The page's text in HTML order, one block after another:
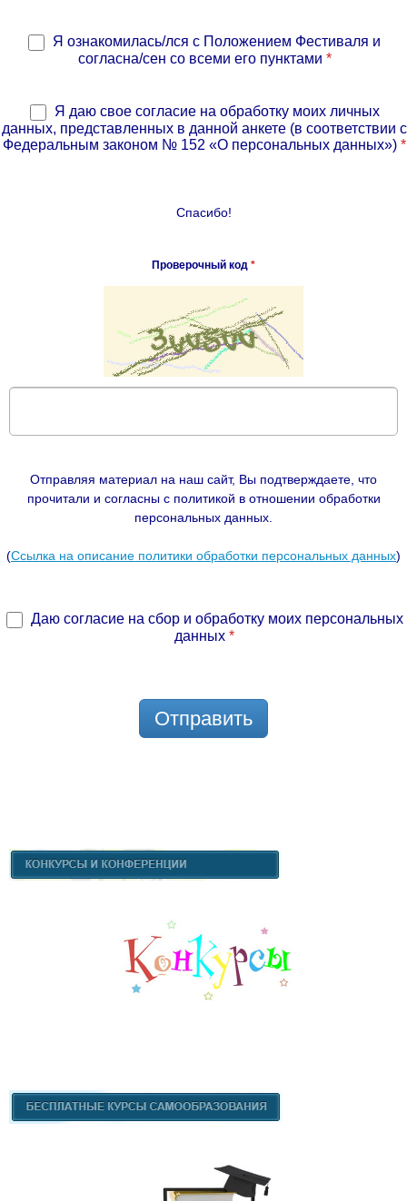
Я ознакомилась/лся с Положением Фестиваля и
согласна/сен со всеми его пунктами *
Я даю свое согласие на обработку моих личных
данных, представленных в данной анкете (в соответствии с
Федеральным законом № 152 «О персональных данных») *
Спасибо!
Проверочный код *
Отправляя материал на наш сайт, Вы подтверждаете, что
прочитали и согласны с политикой в отношении обработки
персональных данных.
(Ссылка на описание политики обработки персональных данных)
Даю согласие на сбор и обработку моих персональных
данных *
Отправить